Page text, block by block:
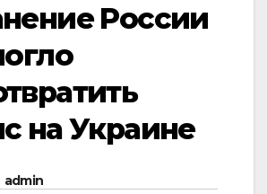
России
на Украине
admin